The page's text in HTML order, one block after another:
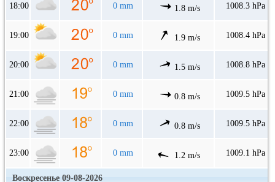
18:00 0 mm 1.8 m/s 1008.3 hPa
19:00 0 mm 1.9 m/s 1008.4 hPa
20:00 0 mm 1.5 m/s 1008.8 hPa
21:00 0 mm 0.8 m/s 1009.5 hPa
22:00 0 mm 0.8 m/s 1009.5 hPa
23:00 0 mm 1.2 m/s 1009.1 hPa
Воскресенье 09-08-2026